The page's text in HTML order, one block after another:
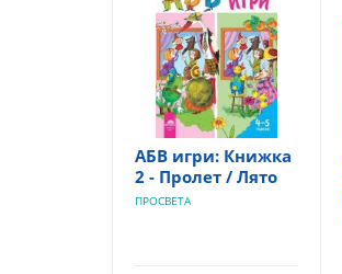
АБВ игри: Книжка
2 - Пролет / Лято
ПРОСВЕТА